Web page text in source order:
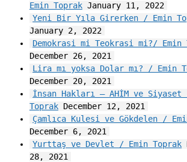
Emin ToprakJanuary 11, 2022
Yeni Bir Yıla Girerken / Emin
January 2, 2022
Demokrasi mi Teokrasi mi?/ Emin
December 26, 2021
Lira mı yoksa Dolar mı? / Emin
December 20, 2021
İnsan Hakları – AHİM ve Siyaset
ToprakDecember 12, 2021
Çamlıca Kulesi ve Gökdelen /
December 6, 2021
Yurttaş ve Devlet / Emin Toprak
28, 2021